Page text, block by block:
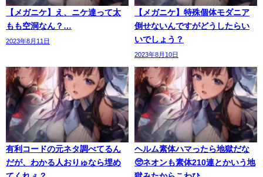
【メガニケ】え、ニケ達って太
もも空洞なん？…
2023年8月11日
【メガニケ】特殊個体モダニア
倒せないんですがどうしたらい
いでしょう？
2023年8月10日
有利コードの元ネタ調べてるん
だが、わかる人おりゅなら埋め
ヘルム素体ハマったら地獄だな
🥺ネオンも素体210連とかいう地